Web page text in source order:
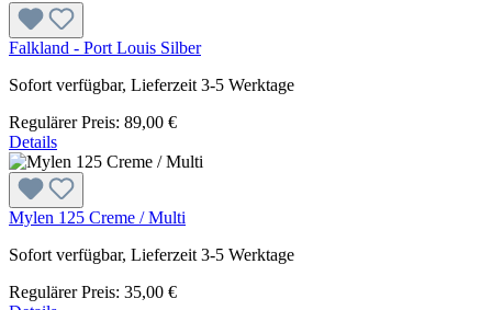
Falkland - Port Louis Silber
Sofort verfügbar, Lieferzeit 3-5 Werktage
Regulärer Preis: 89,00 €
Details
Mylen 125 Creme / Multi
Sofort verfügbar, Lieferzeit 3-5 Werktage
Regulärer Preis: 35,00 €